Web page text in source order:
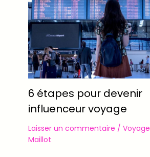
6 étapes pour devenir
influenceur voyage
Laisser un commentaire / Voyage
Maillot